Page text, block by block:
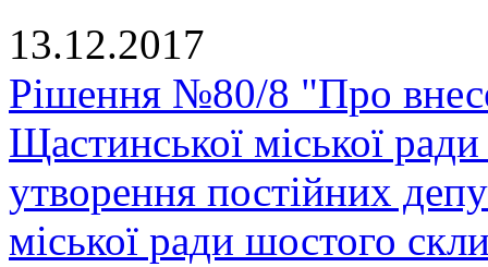
13.12.2017
Рішення №80/8 "Про
Щастинської міської
утворення постійних
міської ради шостого